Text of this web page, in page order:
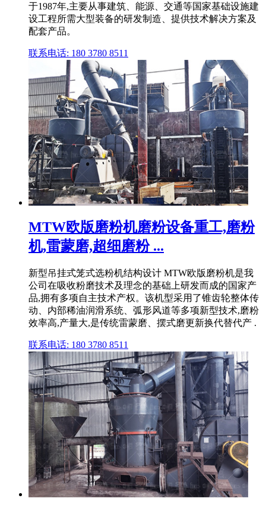
于1987年,主要从事建筑、能源、交通等国家基础设施建
设工程所需大型装备的研发制造、提供技术解决方案及
配套产品。
联系电话: 180 3780 8511
MTW欧版磨粉机磨粉设备重工,磨粉
机,雷蒙磨,超细磨粉 ...
新型吊挂式笼式选粉机结构设计 MTW欧版磨粉机是我
公司在吸收粉磨技术及理念的基础上研发而成的国家产
品,拥有多项自主技术产权。该机型采用了锥齿轮整体传
动、内部稀油润滑系统、弧形风道等多项新型技术,磨粉
效率高,产量大,是传统雷蒙磨、摆式磨更新换代替代产 .
联系电话: 180 3780 8511